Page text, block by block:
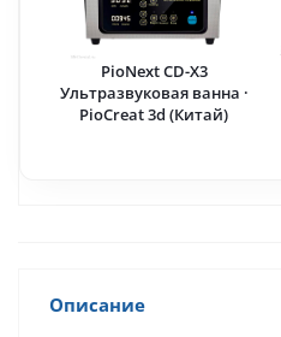
PioNext CD-X3
Ультразвуковая ванна ·
PioCreat 3d (Китай)
Описание